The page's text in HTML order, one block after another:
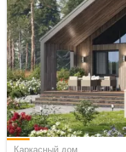
Каркасный дом